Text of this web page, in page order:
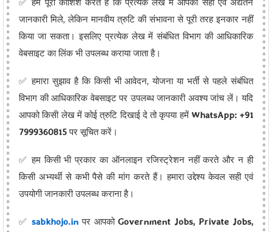
✅ हम पूरी कोशिश करते हैं कि प्रत्येक लेख में आपको सही एवं अद्यतन
जानकारी मिले, लेकिन मानवीय त्रुटि की संभावना से पूरी तरह इनकार नहीं
किया जा सकता। इसलिए प्रत्येक लेख में संबंधित विभाग की आधिकारिक
वेबसाइट का लिंक भी उपलब्ध कराया जाता है।
✅ हमारा सुझाव है कि किसी भी आवेदन, योजना या भर्ती से पहले संबंधित
विभाग की आधिकारिक वेबसाइट पर उपलब्ध जानकारी अवश्य जांच लें। यदि
आपको किसी लेख में कोई त्रुटि दिखाई दे तो कृपया हमें WhatsApp: +91
7999360815पर सूचित करें।
✅ हम किसी भी प्रकार का ऑनलाइन रजिस्ट्रेशन नहीं करते और न ही
किसी अभ्यर्थी से कभी पैसे की मांग करते हैं। हमारा उद्देश्य केवल सही एवं
उपयोगी जानकारी उपलब्ध कराना है।
✅ sabkhojo.inपर आपकोGovernment Jobs, Private Jobs,